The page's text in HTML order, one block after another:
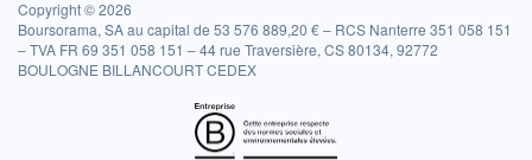
Copyright © 2026
Boursorama, SA au capital de 53 576 889,20 € – RCS Nanterre 351 058 151
– TVA FR 69 351 058 151 – 44 rue Traversière, CS 80134, 92772
BOULOGNE BILLANCOURT CEDEX